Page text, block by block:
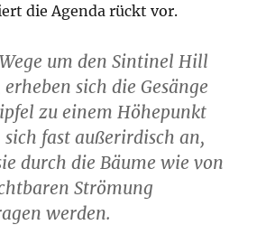
die Agenda rückt vor.
um den Sintinel Hill
sich die Gesänge
zu einem Höhepunkt
fast außerirdisch an,
durch die Bäume wie von
Strömung
werden.